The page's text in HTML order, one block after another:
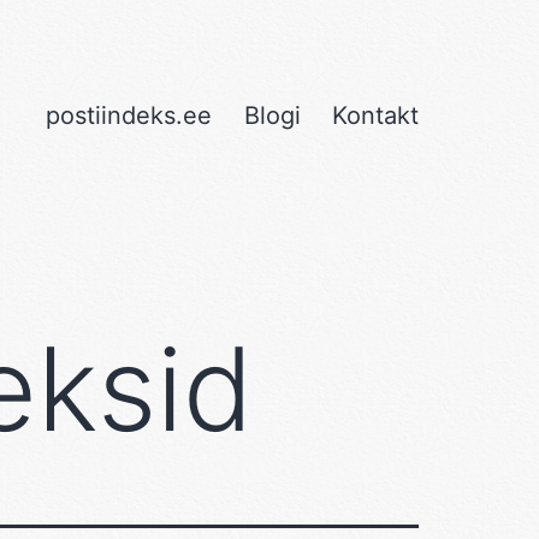
postiindeks.ee Blogi Kontakt